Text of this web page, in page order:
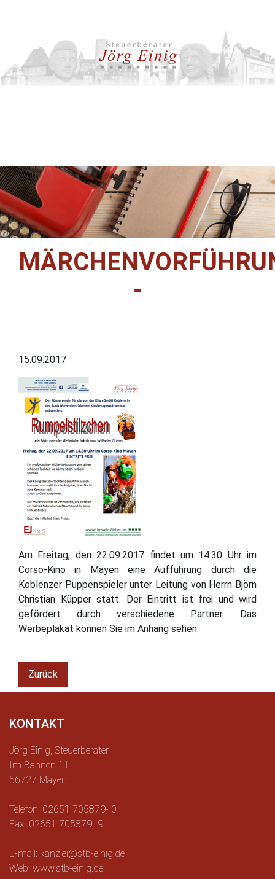
-
15.09.2017
Am Freitag, den 22.09.2017 findet um 14:30 Uhr im
Corso-Kino in Mayen eine Aufführung durch die
Koblenzer Puppenspieler unter Leitung von Herrn Björn
Christian Küpper statt. Der Eintritt ist frei und wird
gefördert durch verschiedene Partner. Das
Werbeplakat können Sie im Anhang sehen.
Zurück
KONTAKT
Jörg Einig, Steuerberater
Im Bannen 11
56727 Mayen
Telefon: 02651 705879- 0
Fax: 02651 705879- 9
E-mail: kanzlei@stb-einig.de
Web: www.stb-einig.de